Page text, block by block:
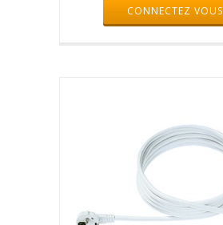
CONNECTEZ VOUS